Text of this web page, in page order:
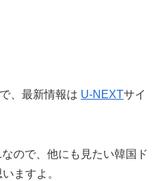
、最新情報は U-NEXTサイ
ので、他にも見たい韓国ド
ますよ。